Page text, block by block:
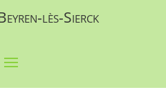
lès-Sierck